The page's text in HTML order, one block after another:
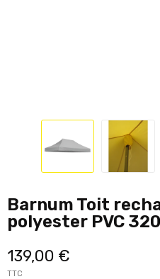
Barnum Toit
polyester PVC
139,00 €
TTC